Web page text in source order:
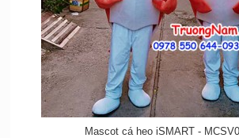
Mascot cá heo iSMART -